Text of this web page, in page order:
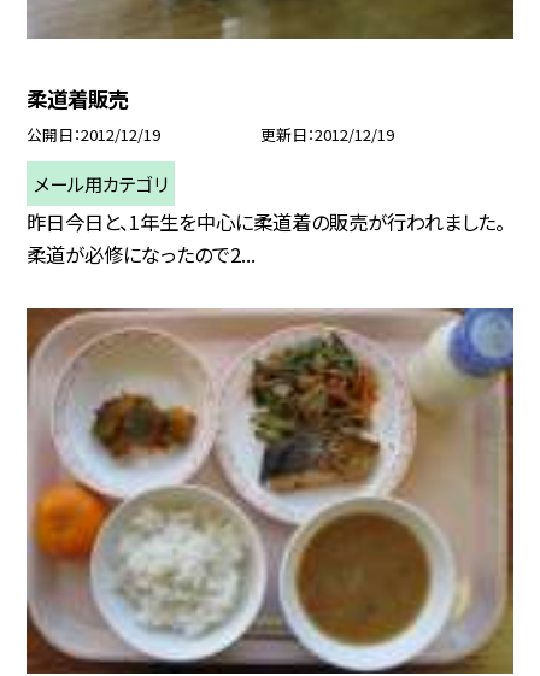
柔道着販売
公開日 2012/12/19 更新日 2012/12/19
メール用カテゴリ
昨日今日と、1年生を中心に柔道着の販売が行われました。
柔道が必修になったので2...